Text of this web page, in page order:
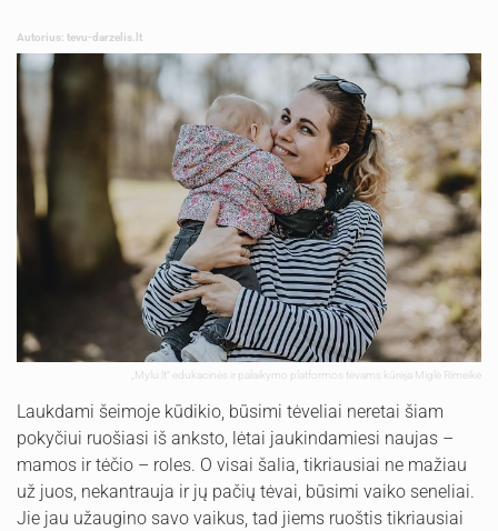
Autorius: tevu-darzelis.lt
„Mylu.lt“ edukacinės ir palaikymo platformos tėvams kūrėja Miglė Rimeikė
Laukdami šeimoje kūdikio, būsimi tėveliai neretai šiam
pokyčiui ruošiasi iš anksto, lėtai jaukindamiesi naujas –
mamos ir tėčio – roles. O visai šalia, tikriausiai ne mažiau
už juos, nekantrauja ir jų pačių tėvai, būsimi vaiko seneliai.
Jie jau užaugino savo vaikus, tad jiems ruoštis tikriausiai